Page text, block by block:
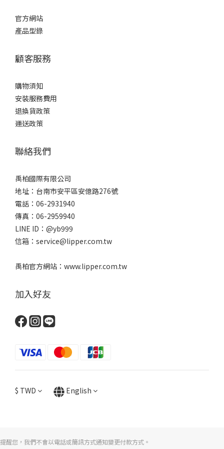
官方網站
產品型錄
顧客服務
購物須知
安裝服務費用
退換貨政策
運送政策
聯絡我們
禹柏國際有限公司
地址：台南市安平區安億路276號
電話：06-2931940
傳真：06-2959940
LINE ID：@yb999
信箱：service@lipper.com.tw
禹柏官方網站：www.lipper.com.tw
加入好友
$ TWD English
提醒您，我們不會以電話或簡訊方式通知變更付款方式。